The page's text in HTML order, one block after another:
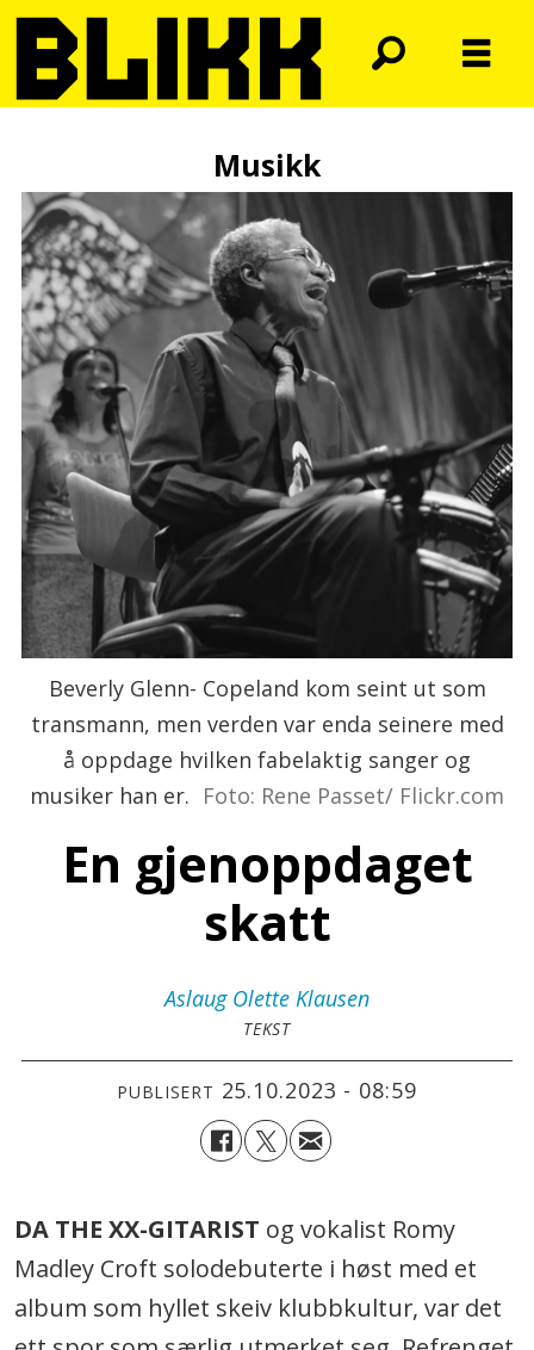
Musikk
Beverly Glenn- Copeland kom seint ut som
transmann, men verden var enda seinere med
å oppdage hvilken fabelaktig sanger og
musiker han er. Foto: Rene Passet/ Flickr.com
En gjenoppdaget
skatt
Aslaug Olette Klausen
TEKST
PUBLISERT 25.10.2023 - 08:59
DA THE XX-GITARIST og vokalist Romy
Madley Croft solodebuterte i høst med et
album som hyllet skeiv klubbkultur, var det